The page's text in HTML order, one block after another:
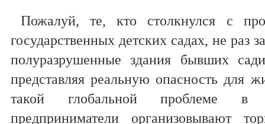
Пожалуй, те, кто столкнулся с
государственных детских садах, не раз
полуразрушенные здания бывших
представляя реальную опасность для
такой глобальной проблеме в
предприниматели организовывают